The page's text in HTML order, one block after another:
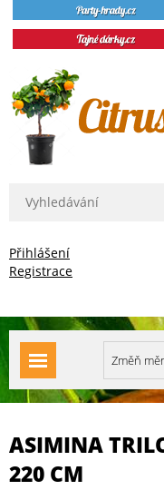
Přihlášení
Registrace
ASIMINA
220 CM